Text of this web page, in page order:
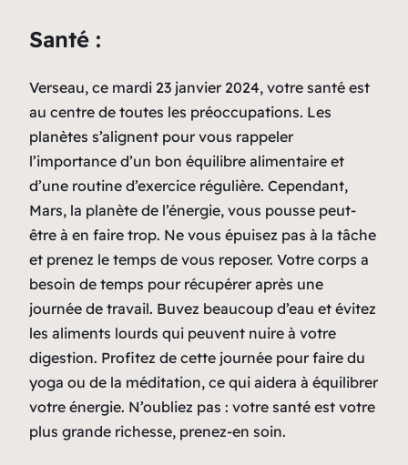
Santé :
Verseau, ce mardi 23 janvier 2024, votre santé est
au centre de toutes les préoccupations. Les
planètes s’alignent pour vous rappeler
l’importance d’un bon équilibre alimentaire et
d’une routine d’exercice régulière. Cependant,
Mars, la planète de l’énergie, vous pousse peut-
être à en faire trop. Ne vous épuisez pas à la tâche
et prenez le temps de vous reposer. Votre corps a
besoin de temps pour récupérer après une
journée de travail. Buvez beaucoup d’eau et évitez
les aliments lourds qui peuvent nuire à votre
digestion. Profitez de cette journée pour faire du
yoga ou de la méditation, ce qui aidera à équilibrer
votre énergie. N’oubliez pas : votre santé est votre
plus grande richesse, prenez-en soin.